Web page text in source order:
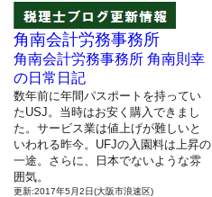
角南会計労務事務所
角南会計労務事務所 角南則幸
の日常日記
数年前に年間パスポートを持ってい
たUSJ。当時はお安く購入できまし
た。サービス業は値上げが難しいと
いわれる昨今。UFJの入園料は上昇の
一途。さらに、日本でないような雰
囲気。
更新:2017年5月2日(大阪市浪速区)